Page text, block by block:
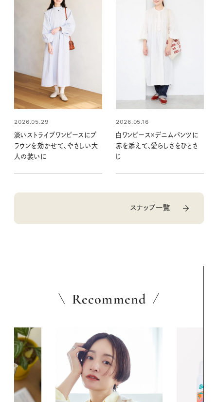
2026.05.29
淡いストライプワンピースにブ
ラウンを効かせて、やさしい大
人の装いに
2026.05.16
白ワンピース×デニムパンツに
赤を添えて、愛らしさをひとさ
じ
スナップ一覧
Recommend